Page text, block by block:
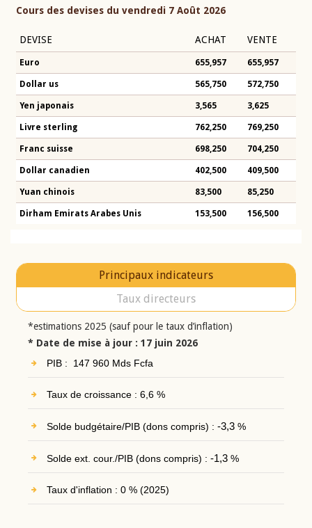
Cours des devises du vendredi 7 Août 2026
DEVISE ACHAT VENTE
Euro 655,957 655,957
Dollar us 565,750 572,750
Yen japonais 3,565 3,625
Livre sterling 762,250 769,250
Franc suisse 698,250 704,250
Dollar canadien 402,500 409,500
Yuan chinois 83,500 85,250
Dirham Emirats Arabes Unis 153,500 156,500
Principaux indicateurs
Taux directeurs
*estimations 2025 (sauf pour le taux d’inflation)
* Date de mise à jour : 17 juin 2026
PIB : 147 960 Mds Fcfa
Taux de croissance : 6,6 %
Solde budgétaire/PIB (dons compris) : -3,3%
Solde ext. cour./PIB (dons compris) : -1,3%
Taux d'inflation : 0 % (2025)